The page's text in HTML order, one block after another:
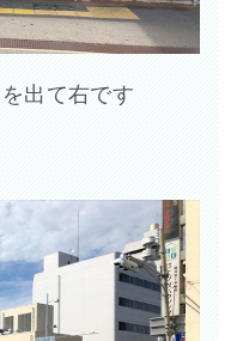
出て右です